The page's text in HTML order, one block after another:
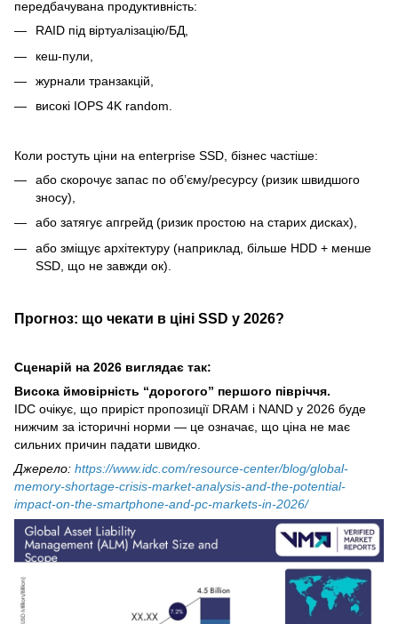
передбачувана продуктивність:
RAID під віртуалізацію/БД,
кеш-пули,
журнали транзакцій,
високі IOPS 4K random.
Коли ростуть ціни на enterprise SSD, бізнес частіше:
або скорочує запас по об’єму/ресурсу (ризик швидшого
зносу),
або затягує апгрейд (ризик простою на старих дисках),
або зміщує архітектуру (наприклад, більше HDD + менше
SSD, що не завжди ок).
Прогноз: що чекати в ціні SSD у 2026?
Сценарій на 2026 виглядає так:
Висока ймовірність “дорогого” першого півріччя.
IDC очікує, що приріст пропозиції DRAM і NAND у 2026 буде
нижчим за історичні норми — це означає, що ціна не має
сильних причин падати швидко.
Джерело: https://www.idc.com/resource-center/blog/global-
memory-shortage-crisis-market-analysis-and-the-potential-
impact-on-the-smartphone-and-pc-markets-in-2026/